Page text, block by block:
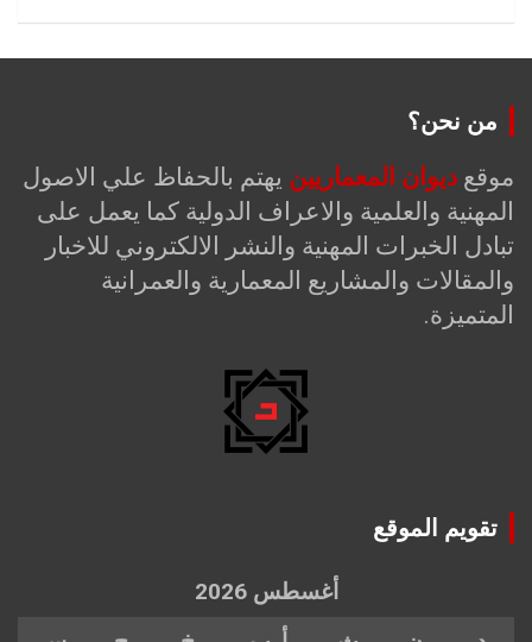
من نحن؟
موقع ديوان المعماريين يهتم بالحفاظ علي الاصول
المهنية والعلمية والاعراف الدولية كما يعمل على
تبادل الخبرات المهنية والنشر الالكتروني للاخبار
والمقالات والمشاريع المعمارية والعمرانية
المتميزة.
تقويم الموقع
أغسطس 2026